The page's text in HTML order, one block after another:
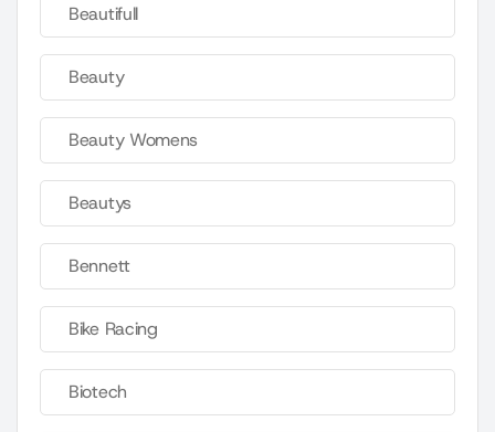
Beautifull
Beauty
Beauty Womens
Beautys
Bennett
Bike Racing
Biotech